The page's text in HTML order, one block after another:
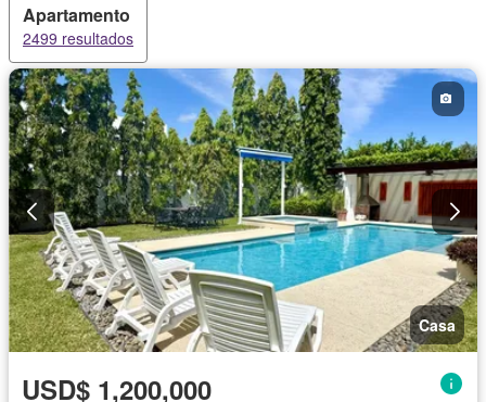
Apartamento
2499 resultados
Casa
USD$ 1,200,000